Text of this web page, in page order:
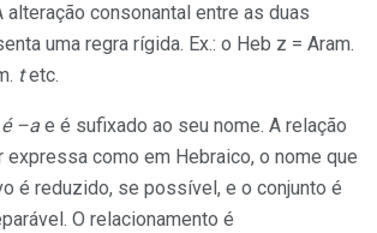
alteração consonantal entre as duas
uma regra rígida. Ex.: o Heb z = Aram.
tetc.
é –a e é sufixado ao seu nome. A relação
como em Hebraico, o nome que
é reduzido, se possível, e o conjunto é
O relacionamento é